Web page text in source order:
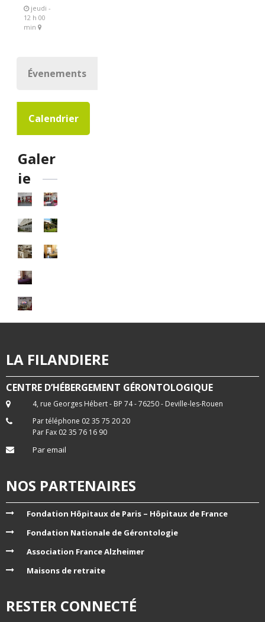
jeudi -
12 h 00
min
Évenements
Calendrier
Galer
ie
LA FILANDIERE
CENTRE D’HÉBERGEMENT GÉRONTOLOGIQUE
4, rue Georges Hébert - BP 74 - 76250 - Deville-les-Rouen
Par téléphone 02 35 75 20 20
Par Fax 02 35 76 16 90
Par email
NOS PARTENAIRES
Fondation Hôpitaux de Paris – Hôpitaux de France
Fondation Nationale de Gérontologie
Association France Alzheimer
Maisons de retraite
RESTER CONNECTÉ